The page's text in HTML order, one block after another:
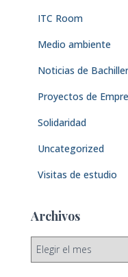
ITC Room
Medio ambiente
Noticias de
Proyectos de
Solidaridad
Uncategorized
Visitas de estudio
Archivos
A